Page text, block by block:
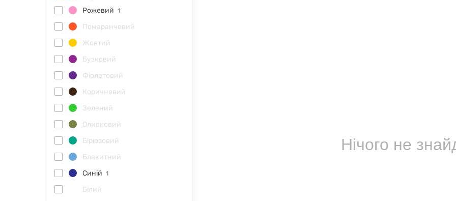
Рожевий 1
Помаранчевий
Жовтий
Бузковий
Фіолетовий
Коричневий
Зелений
Оливковий
Бірюзовий
Блакитний
Синій 1
Білий
Нічого не